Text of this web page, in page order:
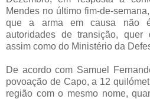
Mendes no último fim-de-
que a arma em causa não
autoridades de transição, quer
assim como do Ministério da
De acordo com Samuel
povoação de Capo, a 12
região com o mesmo nome,